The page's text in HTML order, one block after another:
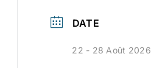
DATE
22 - 28 Août 2026